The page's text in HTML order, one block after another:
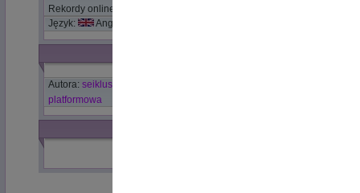
Rekordy online
Język:
Angielski
Autora: seiklus
platformowa